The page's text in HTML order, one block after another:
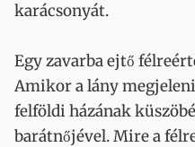
karácsonyát.
Egy zavarba ejtő
Amikor a lány
felföldi házának
barátnőjével. Mire a